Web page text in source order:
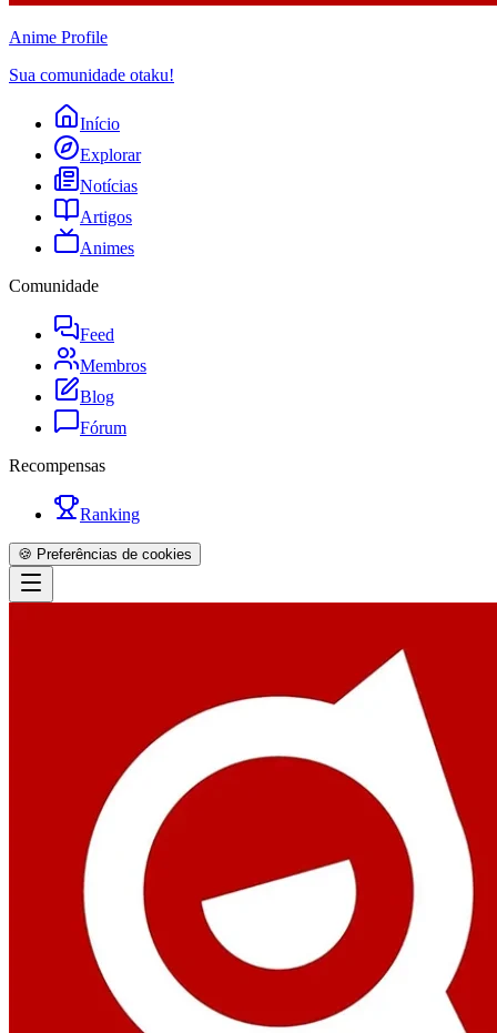
Anime Profile
Sua comunidade otaku!
Início
Explorar
Notícias
Artigos
Animes
Comunidade
Feed
Membros
Blog
Fórum
Recompensas
Ranking
🍪 Preferências de cookies